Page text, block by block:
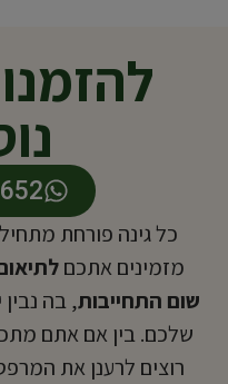
כל גינה פורחת
מזמינים אתכם
שום התחייבות, בה
שלכם. בין אם אתם
רוצים לרענן את